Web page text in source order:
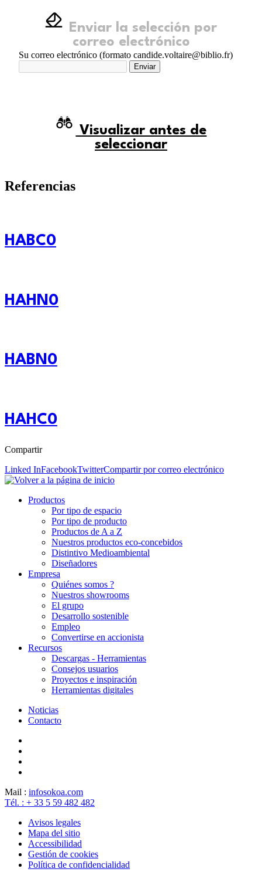
correo electrónico
Su correo electrónico (formato candide.voltaire@biblio.fr)
Enviar
Visualizar antes de
seleccionar
Referencias
HABC0
HAHN0
HABN0
HAHC0
Compartir
Linked InFacebookTwitterCompartir por correo electrónico
Productos
Por tipo de espacio
Por tipo de producto
Productos de A a Z
Nuestros productos eco-concebidos
Distintivo Medioambiental
Diseñadores
Empresa
Quiénes somos ?
Nuestros showrooms
El grupo
Desarrollo sostenible
Empleo
Convertirse en accionista
Recursos
Descargas - Herramientas
Consejos usuarios
Proyectos e inspiración
Herramientas digitales
Noticias
Contacto
Mail : infosokoa.com
Tél. : + 33 5 59 482 482
Avisos legales
Mapa del sitio
Accessibilidad
Gestión de cookies
Política de confidencialidad